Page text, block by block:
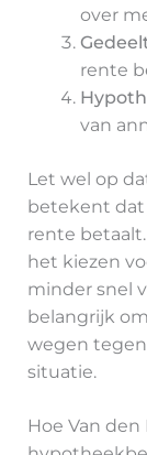
over
rente
van
Let wel op
betekent dat
rente
het kiezen
minder snel
belangrijk
wegen
situatie.
Hoe Van